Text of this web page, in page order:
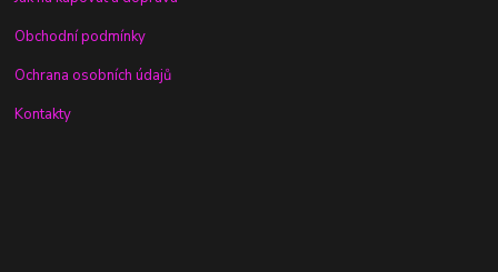
Obchodní podmínky
Ochrana osobních údajů
Kontakty